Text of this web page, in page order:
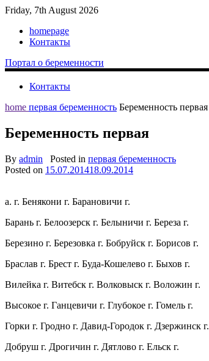
Friday, 7th August 2026
homepage
Контакты
Портал о беременности
Контакты
home первая беременность Беременность первая
Беременность первая
By admin Posted in первая беременность
Posted on 15.07.201418.09.2014
а. г. Бенякони г. Барановичи г.
Барань г. Белоозерск г. Белыничи г. Береза г.
Березино г. Березовка г. Бобруйск г. Борисов г.
Браслав г. Брест г. Буда-Кошелево г. Быхов г.
Вилейка г. Витебск г. Волковыск г. Воложин г.
Высокое г. Ганцевичи г. Глубокое г. Гомель г.
Горки г. Гродно г. Давид-Городок г. Дзержинск г.
Добруш г. Дрогичин г. Дятлово г. Ельск г.